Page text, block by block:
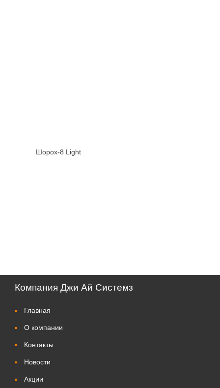
Шорох-8 Light
Компания Джи Ай Системз
Главная
О компании
Контакты
Новости
Акции